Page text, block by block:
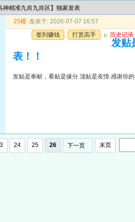
神精准九肖九肖区】独家发表
25楼 发表于: 2026-07-07 16:57
签到赚钱
打赏高手 u 历史记录
发贴
表！！
发贴是奉献，看贴是缘分.顶贴是友情.感谢你
24 25 26 下一页 末页